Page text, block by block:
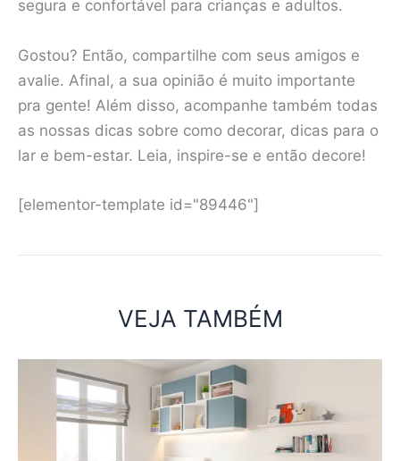
segura e confortável para crianças e adultos.
Gostou? Então, compartilhe com seus amigos e
avalie. Afinal, a sua opinião é muito importante
pra gente! Além disso, acompanhe também todas
as nossas dicas sobre como decorar, dicas para o
lar e bem-estar. Leia, inspire-se e então decore!
[elementor-template id="89446"]
VEJA TAMBÉM